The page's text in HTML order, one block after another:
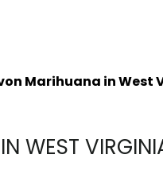
Marihuana in West
WEST